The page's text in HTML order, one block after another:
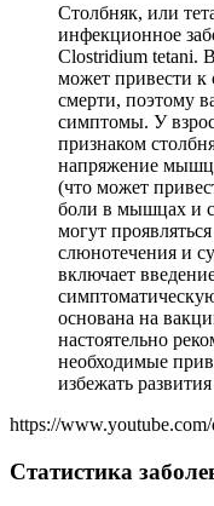
Столбняк, или
инфекционное
Clostridium tetani.
может привести
смерти, поэтому
симптомы. У
признаком
напряжение
(что может
боли в мышцах и
могут
слюнотечения и
включает
основана на
настоятельно
необходимые
избежать
https://
Статистика